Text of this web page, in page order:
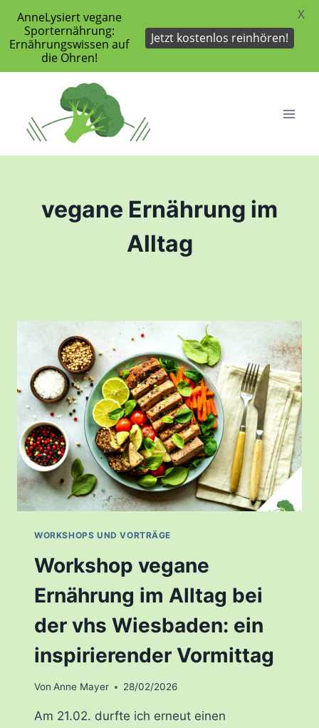
springen
vegane Ernährung im
Alltag
WORKSHOPS UND VORTRÄGE
Workshop vegane
Ernährung im Alltag bei
der vhs Wiesbaden: ein
inspirierender Vormittag
Von Anne Mayer 28/02/2026
Am 21.02. durfte ich erneut einen
AnneLysiert vegane
Sporternährung:
Ernährungswissen auf
die Ohren!
Jetzt kostenlos reinhören!
X